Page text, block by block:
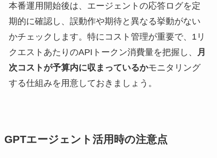
本番運用開始後は、エージェントの応答ログを定
期的に確認し、誤動作や期待と異なる挙動がない
かチェックします。特にコスト管理が重要で、1リ
クエストあたりのAPIトークン消費量を把握し、
月
次コストが予算内に収まっているかモニタリング
する仕組みを用意しておきましょう。
GPTエージェント活用時の注意点